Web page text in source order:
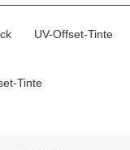
UV-Offset-Tinte
Tinte